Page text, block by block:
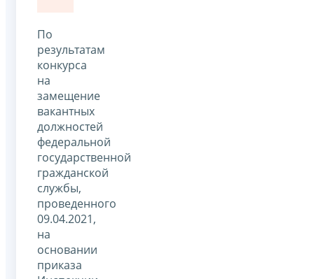
По
результатам
конкурса
на
замещение
вакантных
должностей
федеральной
государственной
гражданской
службы,
проведенного
09.04.2021,
на
основании
приказа